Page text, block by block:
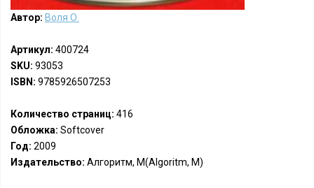
Автор: Воля О.
Артикул: 400724
SKU: 93053
ISBN: 9785926507253
Количество страниц: 416
Обложка: Softcover
Год: 2009
Издательство: Алгоритм, М(Algoritm, M)